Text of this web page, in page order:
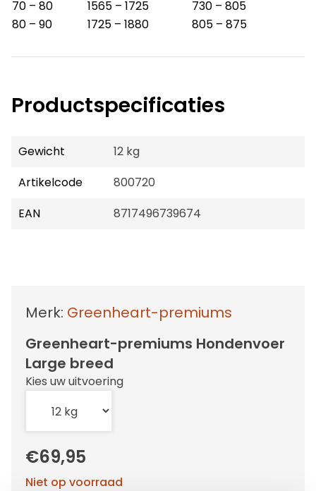
70 – 80
1565 – 1725
730 – 805
80 – 90
1725 – 1880 805 – 875
Productspecificaties
Gewicht
12 kg
Artikelcode
800720
EAN
8717496739674
Merk: Greenheart-premiums
Greenheart-premiums Hondenvoer
Large breed
Kies uw uitvoering
€69,95
Niet op voorraad